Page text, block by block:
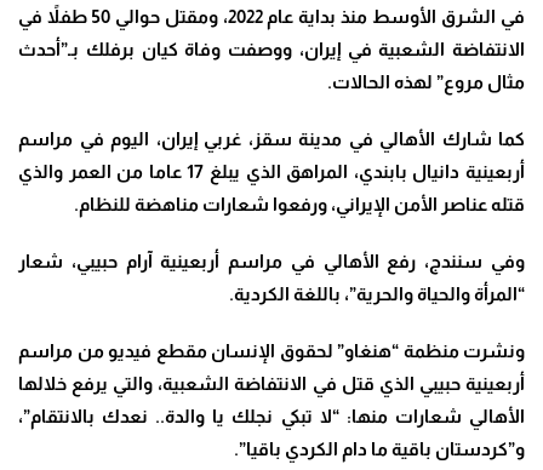
في الشرق الأوسط منذ بداية عام 2022، ومقتل حوالي 50 طفلاً في
الانتفاضة الشعبية في إيران، ووصفت وفاة كيان برفلك بـ”أحدث
مثال مروع” لهذه الحالات.
كما شارك الأهالي في مدينة سقز، غربي إيران، اليوم في مراسم
أربعينية دانيال بابندي، المراهق الذي يبلغ 17 عاما من العمر والذي
قتله عناصر الأمن الإيراني، ورفعوا شعارات مناهضة للنظام.
وفي سنندج، رفع الأهالي في مراسم أربعينية آرام حبيبي، شعار
“المرأة والحياة والحرية”، باللغة الكردية.
ونشرت منظمة “هنغاو” لحقوق الإنسان مقطع فيديو من مراسم
أربعينية حبيبي الذي قتل في الانتفاضة الشعبية، والتي يرفع خلالها
الأهالي شعارات منها: “لا تبكي نجلك يا والدة.. نعدك بالانتقام”،
و”كردستان باقية ما دام الكردي باقيا”.